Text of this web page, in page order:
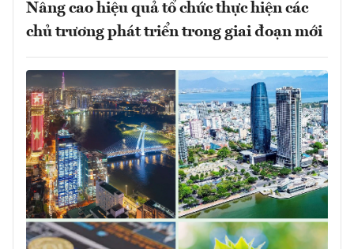
Nâng cao hiệu quả tổ chức thực hiện các
chủ trương phát triển trong giai đoạn mới